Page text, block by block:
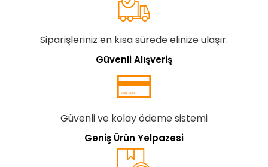
Siparişleriniz en kısa sürede elinize ulaşır.
Güvenli Alışveriş
Güvenli ve kolay ödeme sistemi
Geniş Ürün Yelpazesi